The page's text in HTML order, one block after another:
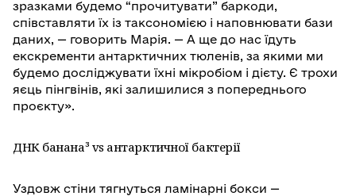
зразками будемо “прочитувати” баркоди,
співставляти їх із таксономією і наповнювати бази
даних, — говорить Марія. — А ще до нас їдуть
екскременти антарктичних тюленів, за якими ми
будемо досліджувати їхні мікробіом і дієту. Є трохи
яєць пінгвінів, які залишилися з попереднього
проєкту».
ДНК банана³ vs антарктичної бактерії
Уздовж стіни тягнуться ламінарні бокси —